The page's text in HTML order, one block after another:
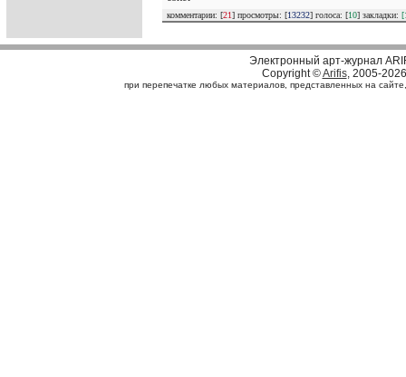
комментарии: [21] просмотры: [13232] голоса: [10] закладки:
Электронный арт-журнал
Copyright ©Arifis, 2005-2026
при перепечатке любых материалов, представленных на